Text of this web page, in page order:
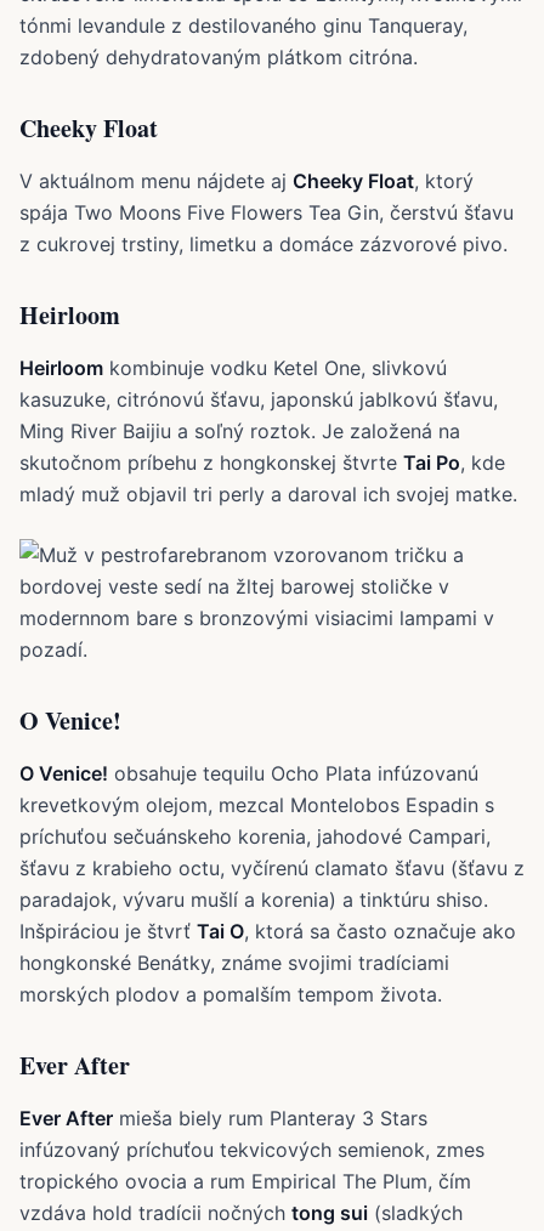
tónmi levandule z destilovaného ginu Tanqueray,
zdobený dehydratovaným plátkom citróna.
Cheeky Float
V aktuálnom menu nájdete aj Cheeky Float, ktorý
spája Two Moons Five Flowers Tea Gin, čerstvú šťavu
z cukrovej trstiny, limetku a domáce zázvorové pivo.
Heirloom
Heirloom kombinuje vodku Ketel One, slivkovú
kasuzuke, citrónovú šťavu, japonskú jablkovú šťavu,
Ming River Baijiu a soľný roztok. Je založená na
skutočnom príbehu z hongkonskej štvrte Tai Po, kde
mladý muž objavil tri perly a daroval ich svojej matke.
O Venice!
O Venice! obsahuje tequilu Ocho Plata infúzovanú
krevetkovým olejom, mezcal Montelobos Espadin s
príchuťou sečuánskeho korenia, jahodové Campari,
šťavu z krabieho octu, vyčírenú clamato šťavu (šťavu z
paradajok, vývaru mušlí a korenia) a tinktúru shiso.
Inšpiráciou je štvrť Tai O, ktorá sa často označuje ako
hongkonské Benátky, známe svojimi tradíciami
morských plodov a pomalším tempom života.
Ever After
Ever After mieša biely rum Planteray 3 Stars
infúzovaný príchuťou tekvicových semienok, zmes
tropického ovocia a rum Empirical The Plum, čím
vzdáva hold tradícii nočných tong sui (sladkých